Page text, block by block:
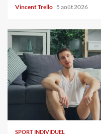
Vincent Trello 5 août 2026
SPORT INDIVIDUEL